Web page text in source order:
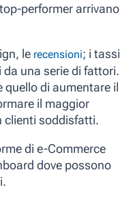
performer arrivano
le recensioni; i tassi
una serie di fattori.
quello di aumentare il
il maggior
clienti soddisfatti.
di e-Commerce
dove possono